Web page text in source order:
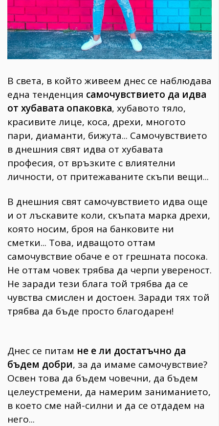
В света, в който живеем днес се наблюдава
една тенденция самочувствието да идва
от хубавата опаковка, хубавото тяло,
красивите лице, коса, дрехи, многото
пари, диаманти, бижута... Самочувствието
в днешния свят идва от хубавата
професия, от връзките с влиятелни
личности, от притежаваните скъпи вещи...
В днешния свят самочувствието идва още
и от лъскавите коли, скъпата марка дрехи,
която носим, броя на банковите ни
сметки... Това, идващото оттам
самочувствие обаче е от грешната посока.
Не оттам човек трябва да черпи увереност.
Не заради тези блага той трябва да се
чувства смислен и достоен. Заради тях той
трябва да бъде просто благодарен!
Днес се питам не е ли достатъчно да
бъдем добри, за да имаме самочувствие?
Освен това да бъдем човечни, да бъдем
целеустремени, да намерим заниманието,
в което сме най-силни и да се отдадем на
него...